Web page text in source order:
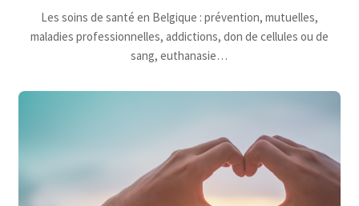
Les soins de santé en Belgique : prévention, mutuelles,
maladies professionnelles, addictions, don de cellules ou de
sang, euthanasie…